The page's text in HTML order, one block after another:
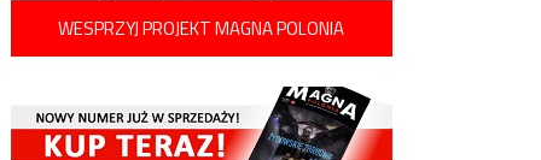
WESPRZYJ PROJEKT MAGNA POLONIA